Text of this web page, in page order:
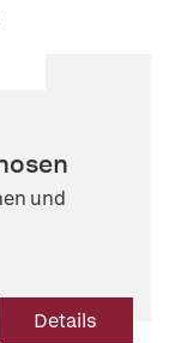
und
Details